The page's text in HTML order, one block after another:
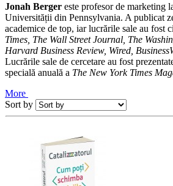
Jonah Berger este profesor de marketing
Universității din Pennsylvania. A publicat
academice de top, iar lucrările sale au fost
Times, The Wall Street Journal, The
Harvard Business Review, Wired,
Lucrările sale de cercetare au fost
specială anuală a The New York Times
More
Sort by